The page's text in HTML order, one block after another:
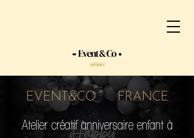
EVENT&CO FRANCE
Atelier créatif anniversaire enfant à